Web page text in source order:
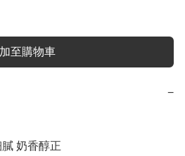
加至購物車
−